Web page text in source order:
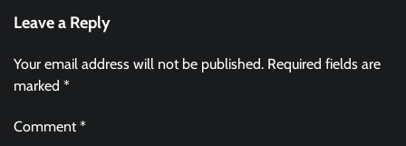
Leave a Reply
Your email address will not be published. Required fields are
marked *
Comment*